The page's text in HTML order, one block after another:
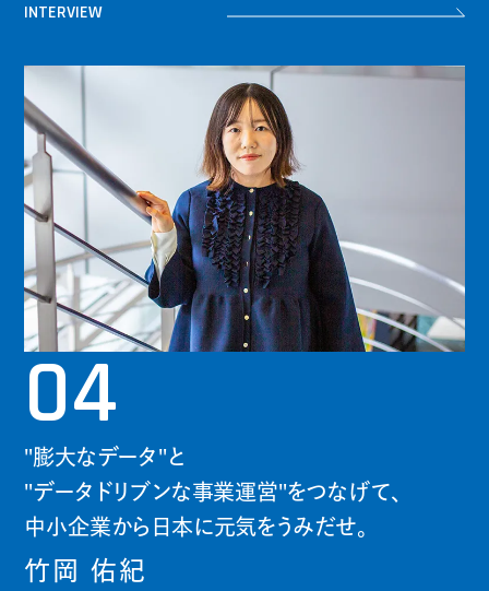
INTERVIEW
04
"膨大なデータ"と
"データドリブンな事業運営"をつなげて、
中小企業から日本に元気をうみだせ。
竹岡 佑紀